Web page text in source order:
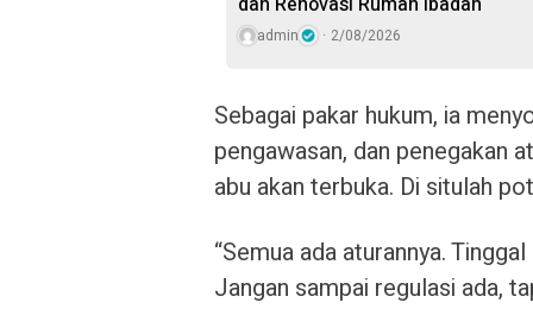
admin 2/08/2026
Sebagai pakar hukum, ia
pengawasan, dan penegakan
abu akan terbuka. Di situlah
“Semua ada aturannya.
Jangan sampai regulasi ada,